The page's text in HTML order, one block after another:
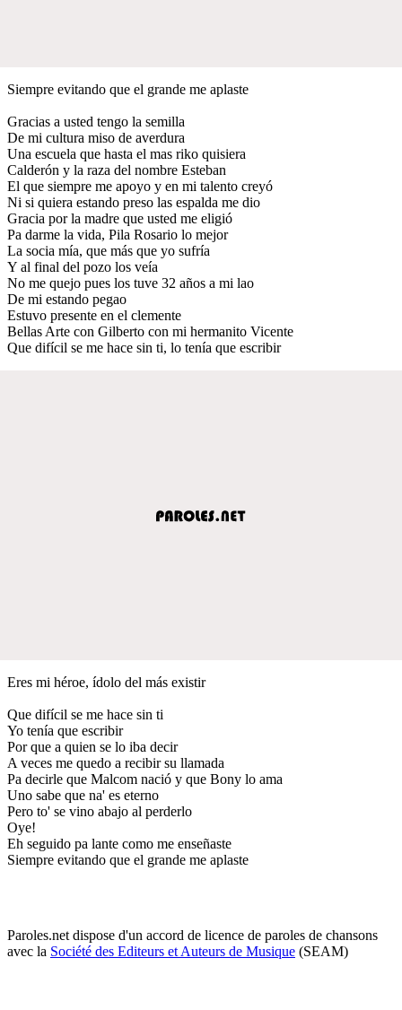
Siempre evitando que el grande me aplaste
Gracias a usted tengo la semilla
De mi cultura miso de averdura
Una escuela que hasta el mas riko quisiera
Calderón y la raza del nombre Esteban
El que siempre me apoyo y en mi talento creyó
Ni si quiera estando preso las espalda me dio
Gracia por la madre que usted me eligió
Pa darme la vida, Pila Rosario lo mejor
La socia mía, que más que yo sufría
Y al final del pozo los veía
No me quejo pues los tuve 32 años a mi lao
De mi estando pegao
Estuvo presente en el clemente
Bellas Arte con Gilberto con mi hermanito Vicente
Que difícil se me hace sin ti, lo tenía que escribir
Eres mi héroe, ídolo del más existir
Que difícil se me hace sin ti
Yo tenía que escribir
Por que a quien se lo iba decir
A veces me quedo a recibir su llamada
Pa decirle que Malcom nació y que Bony lo ama
Uno sabe que na' es eterno
Pero to' se vino abajo al perderlo
Oye!
Eh seguido pa lante como me enseñaste
Siempre evitando que el grande me aplaste
Paroles.net dispose d'un accord de licence de paroles de chansons
avec la Société des Editeurs et Auteurs de Musique (SEAM)